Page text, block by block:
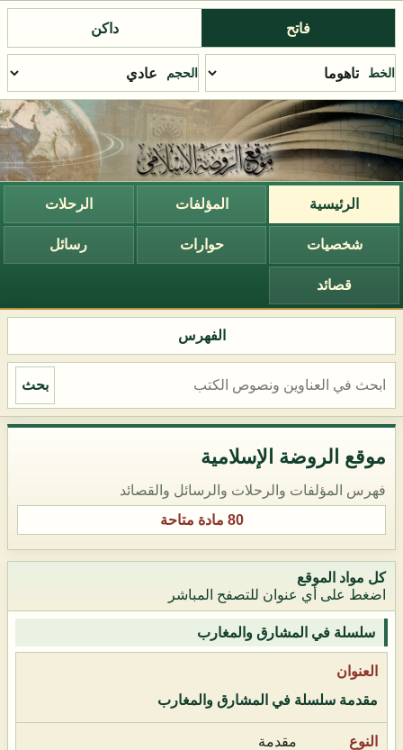
فاتح داكن
الخط الحجم
الرئيسية المؤلفات الرحلات
شخصيات حوارات رسائل
قصائد
الفهرس
بحث
موقع الروضة الإسلامية
فهرس المؤلفات والرحلات والرسائل والقصائد
80 مادة متاحة
كل مواد الموقع
اضغط على أي عنوان للتصفح المباشر
سلسلة في المشارق والمغارب
مقدمة سلسلة في المشارق والمغارب
مقدمة